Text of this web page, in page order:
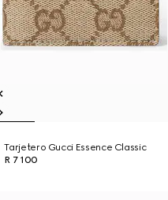
Tarjetero Gucci Essence Classic
R 7 100